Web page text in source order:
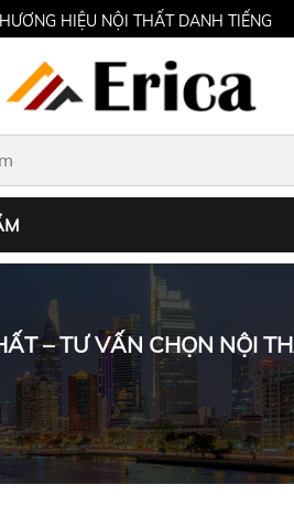
HIỆU NỘI THẤT DANH TIẾNG
– TƯ VẤN CHỌN NỘI